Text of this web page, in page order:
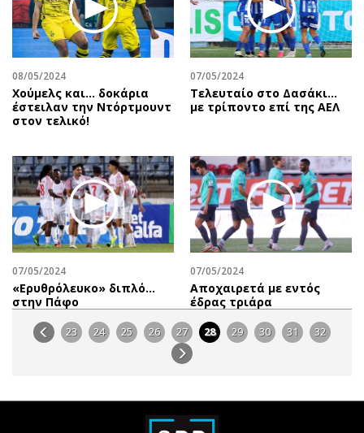
08/05/2024
Χούμελς και... δοκάρια
έστειλαν την Ντόρτμουντ
στον τελικό!
07/05/2024
Τελευταίο στο Δασάκι…
με τρίποντο επί της ΑΕΛ
07/05/2024
«Ερυθρόλευκο» διπλό…
στην Πάφο
07/05/2024
Αποχαιρετά με εντός
έδρας τριάρα
23 24 25 26 27 28 29 30 31 32